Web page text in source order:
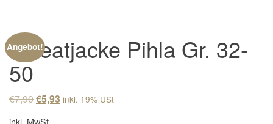
g
l
Angebot!
Sweatjacke Pihla Gr. 32-
50
€7,90Ursprünglicher Preis war: €7,90
€5,93Aktueller Preis ist: €5,93.
inkl. 19% USt
inkl. MwSt.